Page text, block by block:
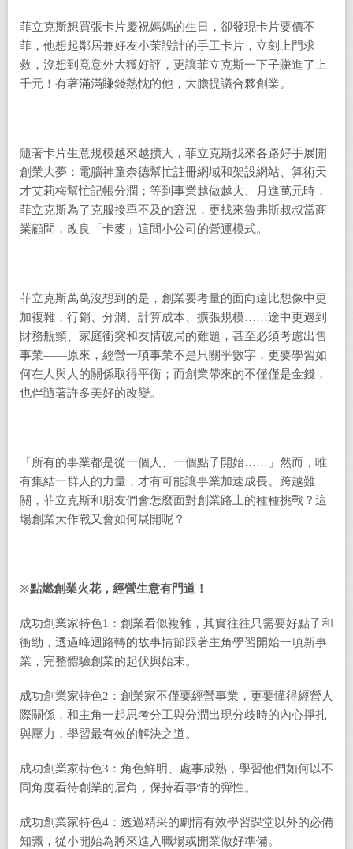
菲立克斯想買張卡片慶祝媽媽的生日，卻發現卡片要價不
菲，他想起鄰居兼好友小茉設計的手工卡片，立刻上門求
救，沒想到竟意外大獲好評，更讓菲立克斯一下子賺進了上
千元！有著滿滿賺錢熱忱的他，大膽提議合夥創業。
隨著卡片生意規模越來越擴大，菲立克斯找來各路好手展開
創業大夢：電腦神童奈德幫忙註冊網域和架設網站、算術天
才艾莉梅幫忙記帳分潤；等到事業越做越大、月進萬元時，
菲立克斯為了克服接單不及的窘況，更找來魯弗斯叔叔當商
業顧問，改良「卡麥」這間小公司的營運模式。
菲立克斯萬萬沒想到的是，創業要考量的面向遠比想像中更
加複雜，行銷、分潤、計算成本、擴張規模……途中更遇到
財務瓶頸、家庭衝突和友情破局的難題，甚至必須考慮出售
事業——原來，經營一項事業不是只關乎數字，更要學習如
何在人與人的關係取得平衡；而創業帶來的不僅僅是金錢，
也伴隨著許多美好的改變。
「所有的事業都是從一個人、一個點子開始……」然而，唯
有集結一群人的力量，才有可能讓事業加速成長、跨越難
關，菲立克斯和朋友們會怎麼面對創業路上的種種挑戰？這
場創業大作戰又會如何展開呢？
※點燃創業火花，經營生意有門道！
成功創業家特色1：創業看似複雜，其實往往只需要好點子和
衝勁，透過峰迴路轉的故事情節跟著主角學習開始一項新事
業，完整體驗創業的起伏與始末。
成功創業家特色2：創業家不僅要經營事業，更要懂得經營人
際關係，和主角一起思考分工與分潤出現分歧時的內心掙扎
與壓力，學習最有效的解決之道。
成功創業家特色3：角色鮮明、處事成熟，學習他們如何以不
同角度看待創業的眉角，保持看事情的彈性。
成功創業家特色4：透過精采的劇情有效學習課堂以外的必備
知識，從小開始為將來進入職場或開業做好準備。